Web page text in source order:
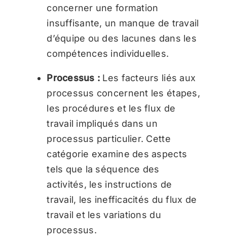
concerner une formation
insuffisante, un manque de travail
d’équipe ou des lacunes dans les
compétences individuelles.
Processus : Les facteurs liés aux
processus concernent les étapes,
les procédures et les flux de
travail impliqués dans un
processus particulier. Cette
catégorie examine des aspects
tels que la séquence des
activités, les instructions de
travail, les inefficacités du flux de
travail et les variations du
processus.